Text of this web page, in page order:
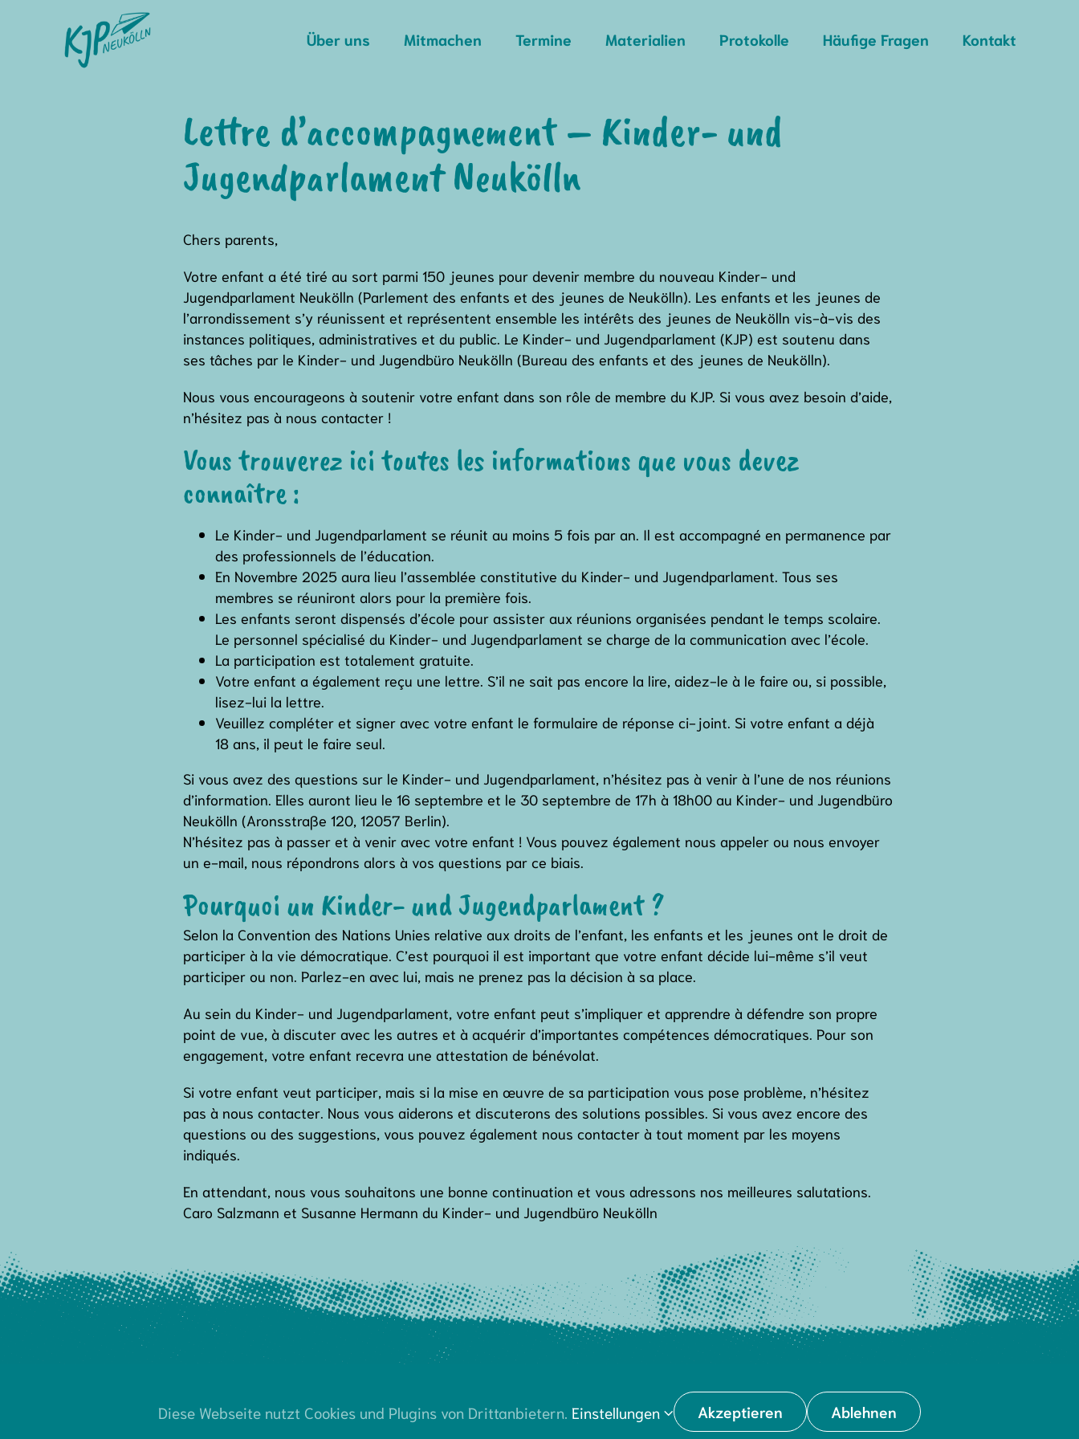
Über uns Mitmachen Termine Materialien Protokolle Häufige Fragen Kontakt
Lettre d’accompagnement – Kinder- und
Jugendparlament Neukölln
Chers parents,
Votre enfant a été tiré au sort parmi 150 jeunes pour devenir membre du nouveau Kinder- und
Jugendparlament Neukölln (Parlement des enfants et des jeunes de Neukölln). Les enfants et les jeunes de
l’arrondissement s’y réunissent et représentent ensemble les intérêts des jeunes de Neukölln vis-à-vis des
instances politiques, administratives et du public. Le Kinder- und Jugendparlament (KJP) est soutenu dans
ses tâches par le Kinder- und Jugendbüro Neukölln (Bureau des enfants et des jeunes de Neukölln).
Nous vous encourageons à soutenir votre enfant dans son rôle de membre du KJP. Si vous avez besoin d’aide,
n’hésitez pas à nous contacter !
Vous trouverez ici toutes les informations que vous devez
connaître :
Le Kinder- und Jugendparlament se réunit au moins 5 fois par an. Il est accompagné en permanence par
des professionnels de l’éducation.
En Novembre 2025 aura lieu l’assemblée constitutive du Kinder- und Jugendparlament. Tous ses
membres se réuniront alors pour la première fois.
Les enfants seront dispensés d’école pour assister aux réunions organisées pendant le temps scolaire.
Le personnel spécialisé du Kinder- und Jugendparlament se charge de la communication avec l’école.
La participation est totalement gratuite.
Votre enfant a également reçu une lettre. S’il ne sait pas encore la lire, aidez-le à le faire ou, si possible,
lisez-lui la lettre.
Veuillez compléter et signer avec votre enfant le formulaire de réponse ci-joint. Si votre enfant a déjà
18 ans, il peut le faire seul.
Si vous avez des questions sur le Kinder- und Jugendparlament, n’hésitez pas à venir à l’une de nos réunions
d’information. Elles auront lieu le 16 septembre et le 30 septembre de 17h à 18h00 au Kinder- und Jugendbüro
Neukölln (Aronsstraße 120, 12057 Berlin).
N’hésitez pas à passer et à venir avec votre enfant ! Vous pouvez également nous appeler ou nous envoyer
un e-mail, nous répondrons alors à vos questions par ce biais.
Pourquoi un Kinder- und Jugendparlament ?
Selon la Convention des Nations Unies relative aux droits de l’enfant, les enfants et les jeunes ont le droit de
participer à la vie démocratique. C’est pourquoi il est important que votre enfant décide lui-même s’il veut
participer ou non. Parlez-en avec lui, mais ne prenez pas la décision à sa place.
Au sein du Kinder- und Jugendparlament, votre enfant peut s’impliquer et apprendre à défendre son propre
point de vue, à discuter avec les autres et à acquérir d’importantes compétences démocratiques. Pour son
engagement, votre enfant recevra une attestation de bénévolat.
Si votre enfant veut participer, mais si la mise en œuvre de sa participation vous pose problème, n’hésitez
pas à nous contacter. Nous vous aiderons et discuterons des solutions possibles. Si vous avez encore des
questions ou des suggestions, vous pouvez également nous contacter à tout moment par les moyens
indiqués.
En attendant, nous vous souhaitons une bonne continuation et vous adressons nos meilleures salutations.
Caro Salzmann et Susanne Hermann du Kinder- und Jugendbüro Neukölln
(030) 61 10 12 22 kjp-nk@demokratie-dialog.de Datenschutz Impressum Instagram
Diese Webseite nutzt Cookies und Plugins von Drittanbietern. Einstellungen Akzeptieren Ablehnen